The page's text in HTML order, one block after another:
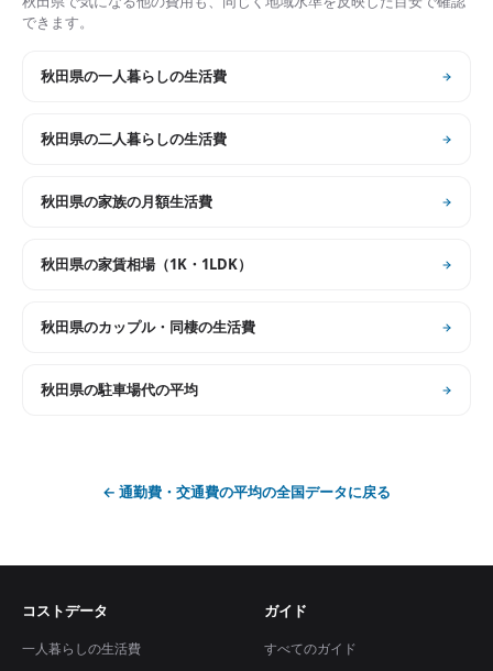
できます。
秋田県の一人暮らしの生活費
秋田県の二人暮らしの生活費
秋田県の家族の月額生活費
秋田県の家賃相場（1K・1LDK）
秋田県のカップル・同棲の生活費
秋田県の駐車場代の平均
← 通勤費・交通費の平均の全国データに戻る
コストデータ
一人暮らしの生活費
ガイド
すべてのガイド